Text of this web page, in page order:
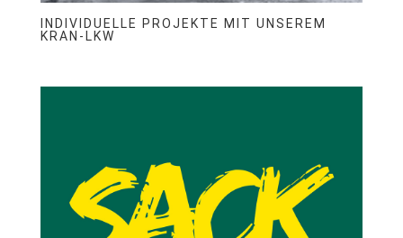
INDIVIDUELLE PROJEKTE MIT UNSEREM
KRAN-LKW